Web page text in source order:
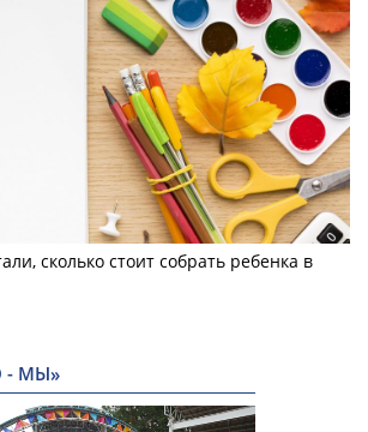
сколько стоит собрать ребенка в
- МЫ»